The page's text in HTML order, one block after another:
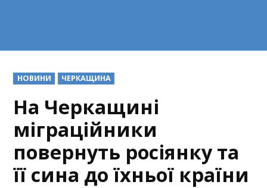
POSTED
IN
НОВИНИ ЧЕРКАЩИНА
На Черкащині
міграційники
повернуть росіянку та
її сина до їхньої країни